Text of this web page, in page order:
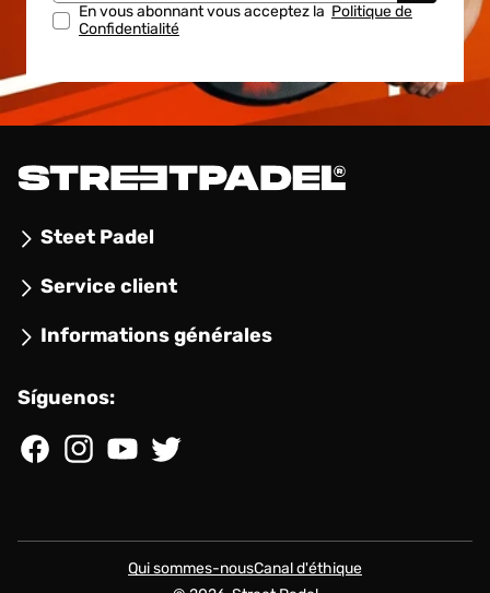
En vous abonnant vous acceptez la Politique de
Confidentialité
Steet Padel
Service client
Informations générales
Síguenos:
FacebookInstagramYouTubeTwitter
Qui sommes-nousCanal d'éthique